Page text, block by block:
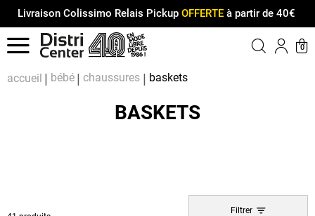
Livraison Colissimo Relais Pickup OFFERTEà partir de 40€
Menu
0
accueil bébé chaussures baskets
BASKETS
Filtrer